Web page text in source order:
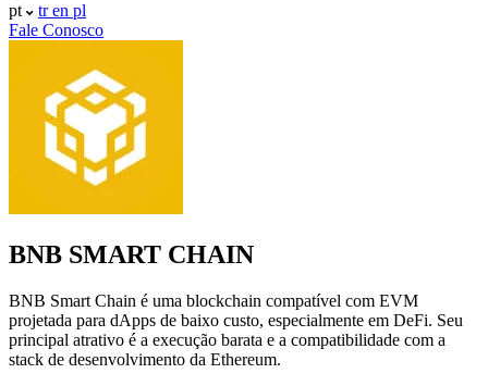
pt tren pl
Fale Conosco
BNB SMART CHAIN
BNB Smart Chain é uma blockchain compatível com EVM
projetada para dApps de baixo custo, especialmente em DeFi. Seu
principal atrativo é a execução barata e a compatibilidade com a
stack de desenvolvimento da Ethereum.